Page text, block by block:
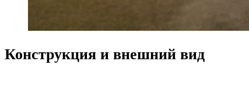
Конструкция и внешний вид